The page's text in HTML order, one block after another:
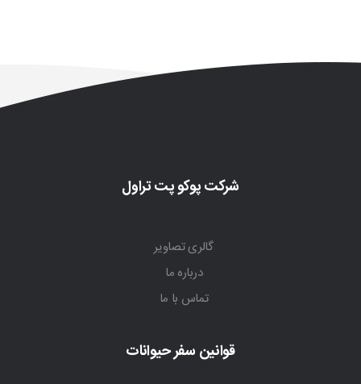
شرکت پوکو پت تراول
گالری تصاویر
درباره ما
تماس با ما
قوانین سفر حیوانات